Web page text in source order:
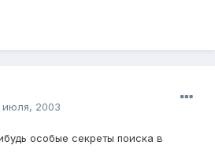
июля, 2003
особые секреты поиска в